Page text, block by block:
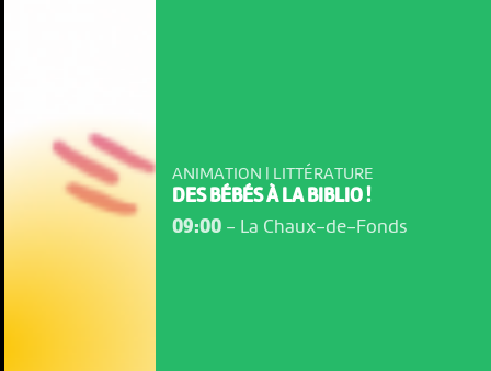
ANIMATION | LITTÉRATURE
DES BÉBÉS À LA BIBLIO !
09:00- La Chaux-de-Fonds